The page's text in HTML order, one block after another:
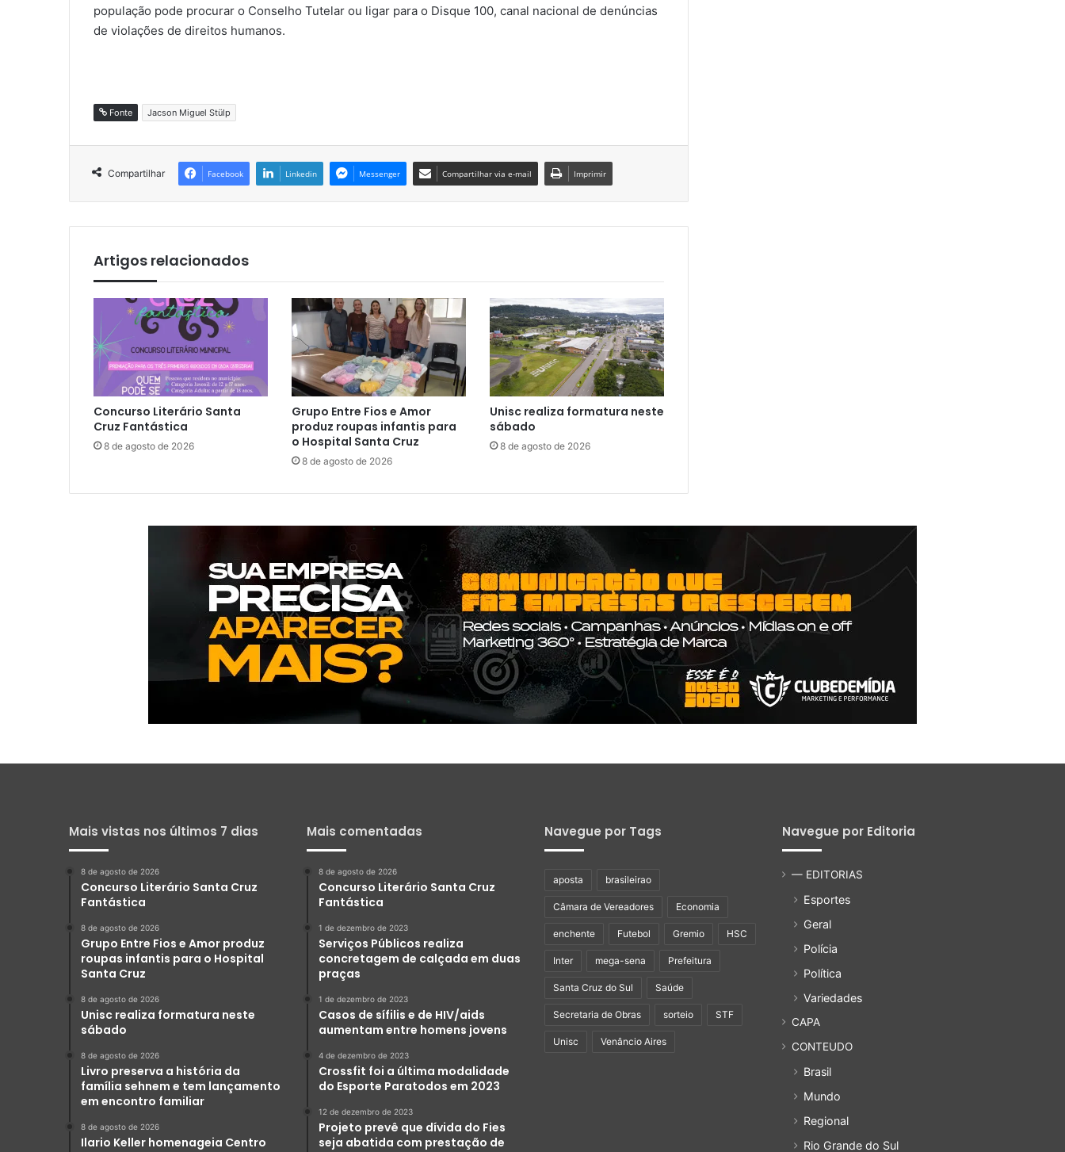
população pode procurar o Conselho Tutelar ou ligar para o Disque 100, canal nacional de denúncias
de violações de direitos humanos.
Fonte Jacson Miguel Stülp
Compartilhar Facebook Linkedin Messenger Compartilhar via e-mail Imprimir
Artigos relacionados
Concurso Literário Santa
Cruz Fantástica
8 de agosto de 2026
Grupo Entre Fios e Amor
produz roupas infantis para
o Hospital Santa Cruz
8 de agosto de 2026
Unisc realiza formatura neste
sábado
8 de agosto de 2026
Mais vistas nos últimos 7 dias
8 de agosto de 2026
Concurso Literário Santa Cruz
Fantástica
8 de agosto de 2026
Grupo Entre Fios e Amor produz
roupas infantis para o Hospital
Santa Cruz
8 de agosto de 2026
Unisc realiza formatura neste
sábado
8 de agosto de 2026
Livro preserva a história da
família sehnem e tem lançamento
em encontro familiar
8 de agosto de 2026
Ilario Keller homenageia Centro
Mais comentadas
8 de agosto de 2026
Concurso Literário Santa Cruz
Fantástica
1 de dezembro de 2023
Serviços Públicos realiza
concretagem de calçada em duas
praças
1 de dezembro de 2023
Casos de sífilis e de HIV/aids
aumentam entre homens jovens
4 de dezembro de 2023
Crossfit foi a última modalidade
do Esporte Paratodos em 2023
12 de dezembro de 2023
Projeto prevê que dívida do Fies
seja abatida com prestação de
Navegue por Tags
aposta brasileirao
Câmara de Vereadores Economia
enchente Futebol Gremio HSC
Inter mega-sena Prefeitura
Santa Cruz do Sul Saúde
Secretaria de Obras sorteio STF
Unisc Venâncio Aires
Navegue por Editoria
— EDITORIAS
Esportes
Geral
Polícia
Política
Variedades
CAPA
CONTEUDO
Brasil
Mundo
Regional
Rio Grande do Sul